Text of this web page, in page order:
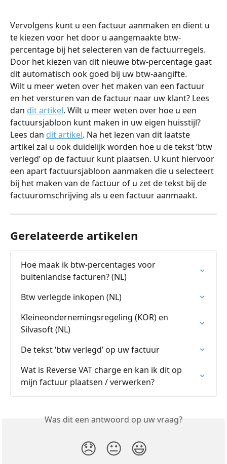
Vervolgens kunt u een factuur aanmaken en dient u
te kiezen voor het door u aangemaakte btw-
percentage bij het selecteren van de factuurregels.
Door het kiezen van dit nieuwe btw-percentage gaat
dit automatisch ook goed bij uw btw-aangifte.
Wilt u meer weten over het maken van een factuur
en het versturen van de factuur naar uw klant? Lees
dan dit artikel. Wilt u meer weten over hoe u een
factuursjabloon kunt maken in uw eigen huisstijl?
Lees dan dit artikel. Na het lezen van dit laatste
artikel zal u ook duidelijk worden hoe u de tekst ‘btw
verlegd’ op de factuur kunt plaatsen. U kunt hiervoor
een apart factuursjabloon aanmaken die u selecteert
bij het maken van de factuur of u zet de tekst bij de
factuuromschrijving als u een factuur aanmaakt.
Gerelateerde artikelen
Hoe maak ik btw-percentages voor
buitenlandse facturen? (NL)
Btw verlegde inkopen (NL)
Kleineondernemingsregeling (KOR) en
Silvasoft (NL)
De tekst ‘btw verlegd’ op uw factuur
Wat is Reverse VAT charge en kan ik dit op
mijn factuur plaatsen / verwerken?
Was dit een antwoord op uw vraag?
😞 😐 😃